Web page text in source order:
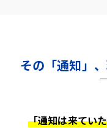
その「通知」
「通知は来てい